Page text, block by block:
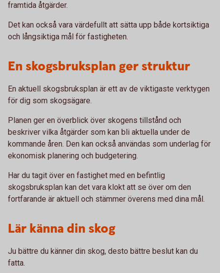
framtida åtgärder.
Det kan också vara värdefullt att sätta upp både kortsiktiga
och långsiktiga mål för fastigheten.
En skogsbruksplan ger struktur
En aktuell skogsbruksplan är ett av de viktigaste verktygen
för dig som skogsägare.
Planen ger en överblick över skogens tillstånd och
beskriver vilka åtgärder som kan bli aktuella under de
kommande åren. Den kan också användas som underlag för
ekonomisk planering och budgetering.
Har du tagit över en fastighet med en befintlig
skogsbruksplan kan det vara klokt att se över om den
fortfarande är aktuell och stämmer överens med dina mål.
Lär känna din skog
Ju bättre du känner din skog, desto bättre beslut kan du
fatta.